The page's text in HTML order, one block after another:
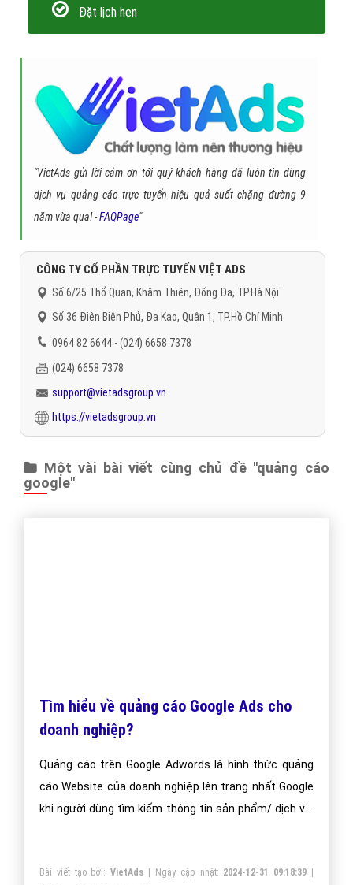
Đặt lịch hẹn
"VietAds gửi lời cảm ơn tới quý khách hàng đã luôn tin dùng
dịch vụ quảng cáo trực tuyến hiệu quả suốt chặng đường 9
năm vừa qua! -FAQPage"
CÔNG TY CỔ PHẦN TRỰC TUYẾN VIỆT ADS
Số 6/25 Thổ Quan, Khâm Thiên, Đống Đa, TP.Hà Nội
Số 36 Điện Biên Phủ, Đa Kao, Quận 1, TP.Hồ Chí Minh
0964 82 6644 - (024) 6658 7378
(024) 6658 7378
support@vietadsgroup.vn
https://vietadsgroup.vn
Một vài bài viết cùng chủ đề "quảng cáo
google"
Tìm hiểu về quảng cáo Google Ads cho
doanh nghiệp?
Quảng cáo trên Google Adwords là hình thức quảng
cáo Website của doanh nghiệp lên trang nhất Google
khi người dùng tìm kiếm thông tin sản phẩm/ dịch vụ.
cáo của mình!
Bài viết tạo bởi:VietAds | Ngày cập nhật: 2024-12-31 09:18:39